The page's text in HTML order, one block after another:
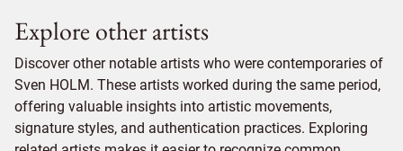
Explore other artists
Discover other notable artists who were contemporaries of
Sven HOLM. These artists worked during the same period,
offering valuable insights into artistic movements,
signature styles, and authentication practices. Exploring